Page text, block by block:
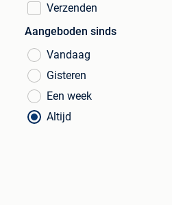
Verzenden
Aangeboden sinds
Vandaag
Gisteren
Een week
Altijd